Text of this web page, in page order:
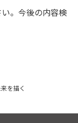
。今後の内容検
を描く